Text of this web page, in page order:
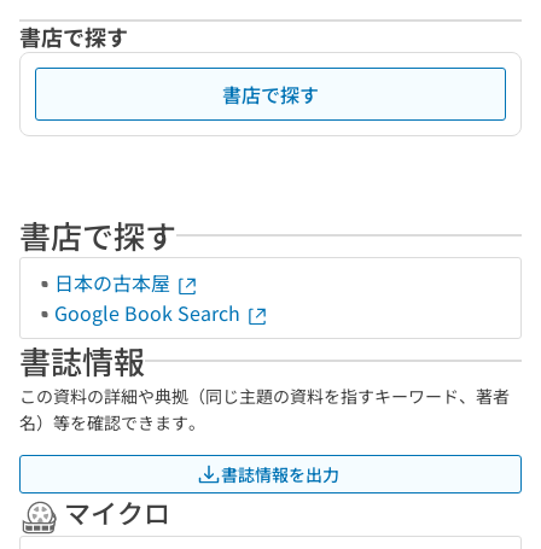
書店で探す
書店で探す
書店で探す
日本の古本屋
Google Book Search
書誌情報
この資料の詳細や典拠（同じ主題の資料を指すキーワード、著者
名）等を確認できます。
書誌情報を出力
マイクロ